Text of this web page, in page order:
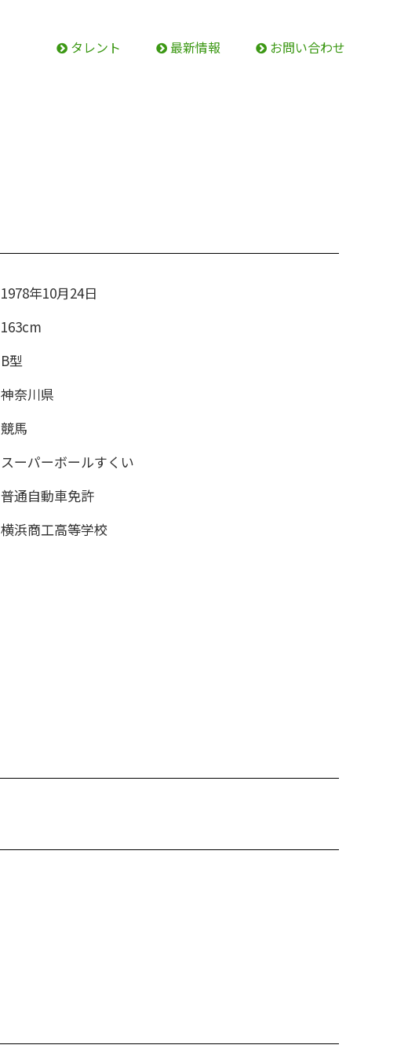
タレント 最新情報 お問い合わせ
1978年10月24日
163cm
B型
神奈川県
競馬
スーパーボールすくい
普通自動車免許
横浜商工高等学校